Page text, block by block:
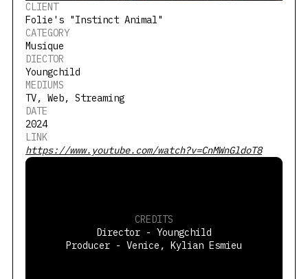
CLIENT
Folie's "Instinct Animal"
CATEGORY
Musique
DIECTOR
Youngchild
MEDIUMS
TV, Web, Streaming
DATE
2024
LINK
https://www.youtube.com/watch?v=CnMWnGldoT8
CREDITS
Director - Youngchild
Producer - Venice, Kylian Esmieu